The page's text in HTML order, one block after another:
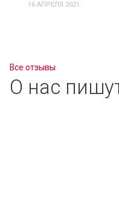
16 АПРЕЛЯ 2021
Все отзывы
О нас